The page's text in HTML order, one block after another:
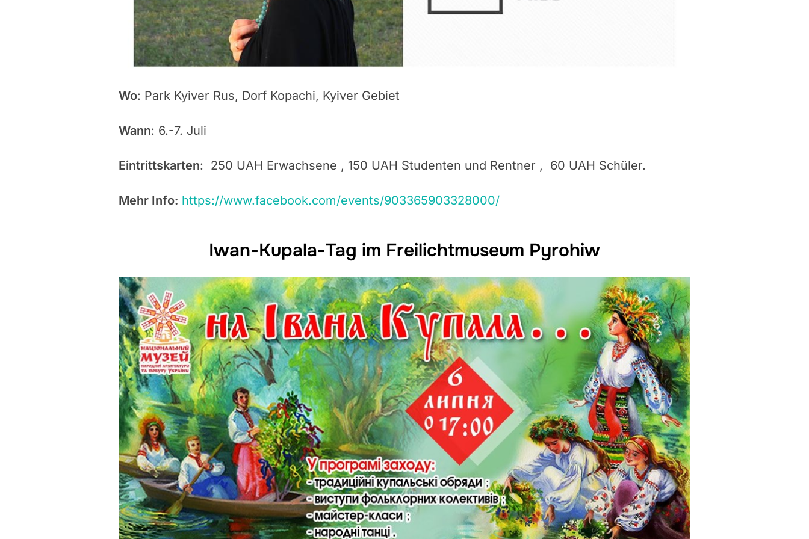
Wo: Park Kyiver Rus, Dorf Kopachi, Kyiver Gebiet
Wann: 6.-7. Juli
Eintrittskarten: 250 UAH Erwachsene , 150 UAH Studenten und Rentner , 60 UAH Schüler.
Mehr Info: https://www.facebook.com/events/903365903328000/
Iwan-Kupala-Tag im Freilichtmuseum Pyrohiw